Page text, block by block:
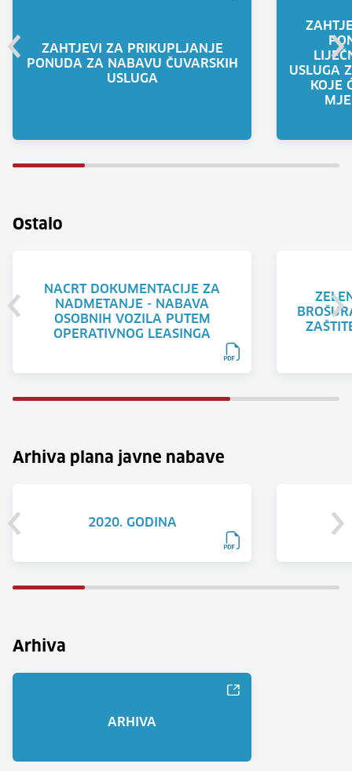
ZAHTJEVI ZA PRIKUPLJANJE
PONUDA ZA NABAVU ČUVARSKIH
USLUGA
USLUGA
KOJE
Ostalo
NACRT DOKUMENTACIJE ZA
NADMETANJE - NABAVA
OSOBNIH VOZILA PUTEM
OPERATIVNOG LEASINGA
Arhiva plana javne nabave
2020. GODINA
Arhiva
ARHIVA